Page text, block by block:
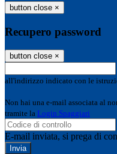
button close ×
Recupero password
button close ×
all'indirizzo indicato con le
Non hai una e-mail associata al
tramite la Login Spaggiari
E-mail inviata, si prega di